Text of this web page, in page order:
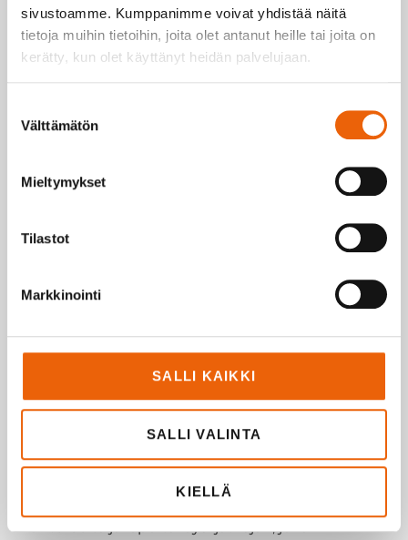
sivustoamme. Kumppanimme voivat yhdistää näitä
tietoja muihin tietoihin, joita olet antanut heille tai joita on
kerätty, kun olet käyttänyt heidän palvelujaan.
valinta
Välttämätön
Mieltymykset
Tilastot
Markkinointi
SALLI KAIKKI
SALLI VALINTA
KIELLÄ
LUE LISÄÄ
nostamista, kehitystä ja
Miten sodankyläläinen metallipaja kehitti
mantereelta ja lopulta löysi jatkajan, joka